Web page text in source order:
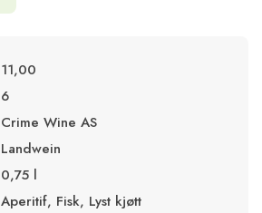
11,00
6
Crime Wine AS
Landwein
0,75 l
Aperitif, Fisk, Lyst kjøtt